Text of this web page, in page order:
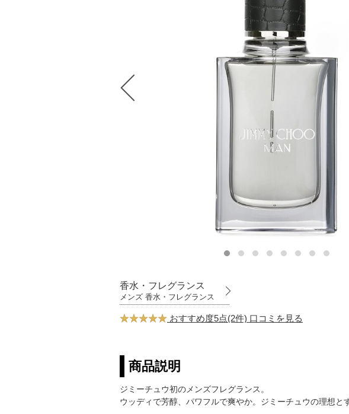
香水・フレグランス
メンズ 香水・フレグランス
おすすめ度5点(2件) 口コミを見る
商品説明
ジミーチュウ初のメンズフレグランス。
ウッディで芳醇、パワフルで爽やか。ジミーチュウの理想と